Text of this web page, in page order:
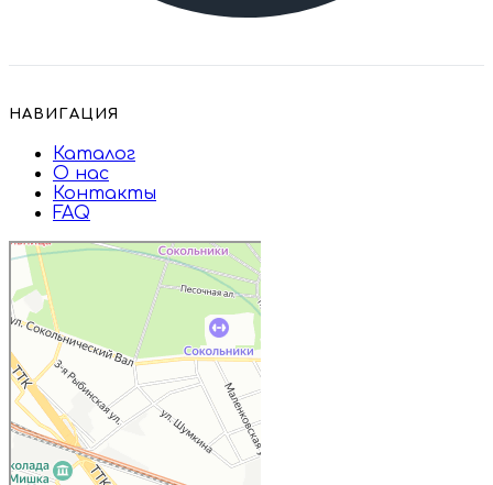
НАВИГАЦИЯ
Каталог
О нас
Контакты
FAQ
Дружба
Пищевые ингредиенты и специи в
Москве
Магазин подарков и сувениров в
Москве